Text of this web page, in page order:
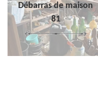
Débarras de maison
81